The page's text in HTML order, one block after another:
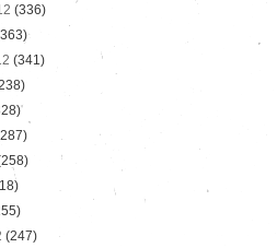
(336)
(341)
(247)